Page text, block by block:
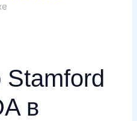
Stamford
в